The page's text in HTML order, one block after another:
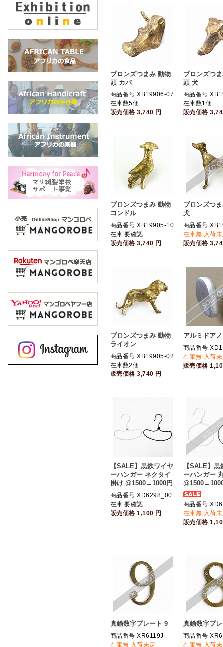
ブロンズつまみ 動物
頭 カバ
商品番号 XB19906-07
在庫数5個
販売価格3,740 円
ブロンズつ
頭 犬
商品番号
在庫数1個
販売価格
ブロンズつまみ 動物
コンドル
商品番号 XB19905-10
在庫 要確認
販売価格3,740 円
ブロンズつ
犬
商品番号
在庫無 入荷
販売価格
ブロンズつまみ 動物
ライオン
商品番号 XB19905-02
在庫数2個
販売価格3,740 円
アルミドア
商品番号
在庫無 入荷
販売価格
【SALE】黒鉄ワイヤ
ーハンガー ネクタイ
掛け @1500→1000円
商品番号 XD6298_00
在庫 要確認
販売価格1,100 円
【SALE】黒
ーハンガー
商品番号
在庫無 入荷
販売価格
真鍮数字プレート 9
商品番号 XR6119J
在庫無 入荷未定
真鍮数字プ
商品番号
在庫無 入荷